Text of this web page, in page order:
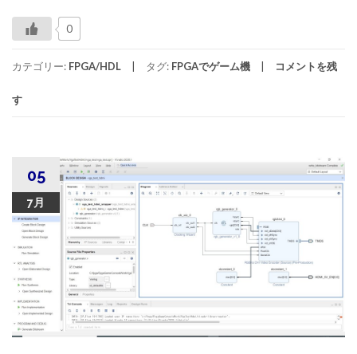
0
カテゴリー: FPGA/HDL タグ: FPGAでゲーム機 コメントを残
す
05
7月